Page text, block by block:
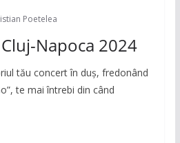
Poetelea
Napoca 2024
tău concert în duș, fredonând
te mai întrebi din când